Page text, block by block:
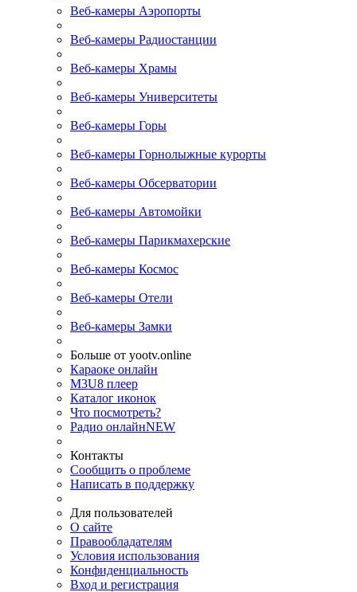
Веб-камеры Аэропорты
Веб-камеры Радиостанции
Веб-камеры Храмы
Веб-камеры Университеты
Веб-камеры Горы
Веб-камеры Горнолыжные курорты
Веб-камеры Обсерватории
Веб-камеры Автомойки
Веб-камеры Парикмахерские
Веб-камеры Космос
Веб-камеры Отели
Веб-камеры Замки
Больше от yootv.online
Караоке онлайн
M3U8 плеер
Каталог иконок
Что посмотреть?
Радио онлайнNEW
Контакты
Сообщить о проблеме
Написать в поддержку
Для пользователей
О сайте
Правообладателям
Условия использования
Конфиденциальность
Вход и регистрация